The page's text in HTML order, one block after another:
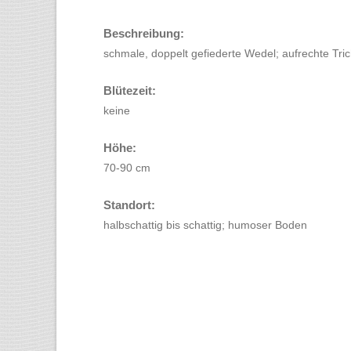
Beschreibung:
schmale, doppelt gefiederte Wedel; aufrechte
Blütezeit:
keine
Höhe:
70-90 cm
Standort:
halbschattig bis schattig; humoser Boden